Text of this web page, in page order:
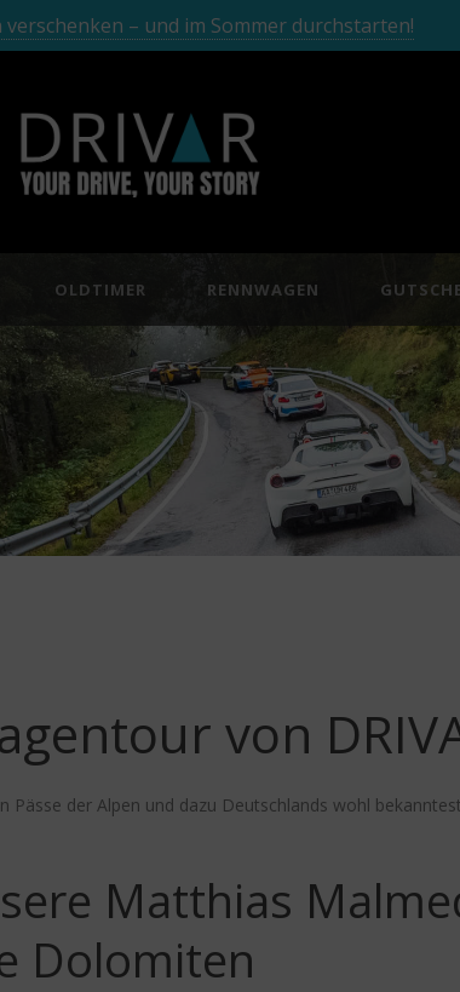
verschenken – und im Sommer durchstarten!
OLDTIMER RENNWAGEN
von
der Alpen und dazu Deutschlands wohl
Matthias
Dolomiten